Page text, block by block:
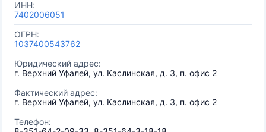
ИНН:
7402006051
ОГРН:
1037400543762
Юридический адрес:
г. Верхний Уфалей, ул. Каслинская, д. 3, п. офис 2
Фактический адрес:
г. Верхний Уфалей, ул. Каслинская, д. 3, п. офис 2
Телефон: